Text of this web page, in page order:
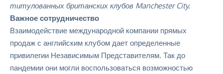
титулованных британских клубов Manchester City.
Важное сотрудничество
Взаимодействие международной компании прямых
продаж с английским клубом дает определенные
привилегии Независимым Представителям. Так до
пандемии они могли воспользоваться возможностью